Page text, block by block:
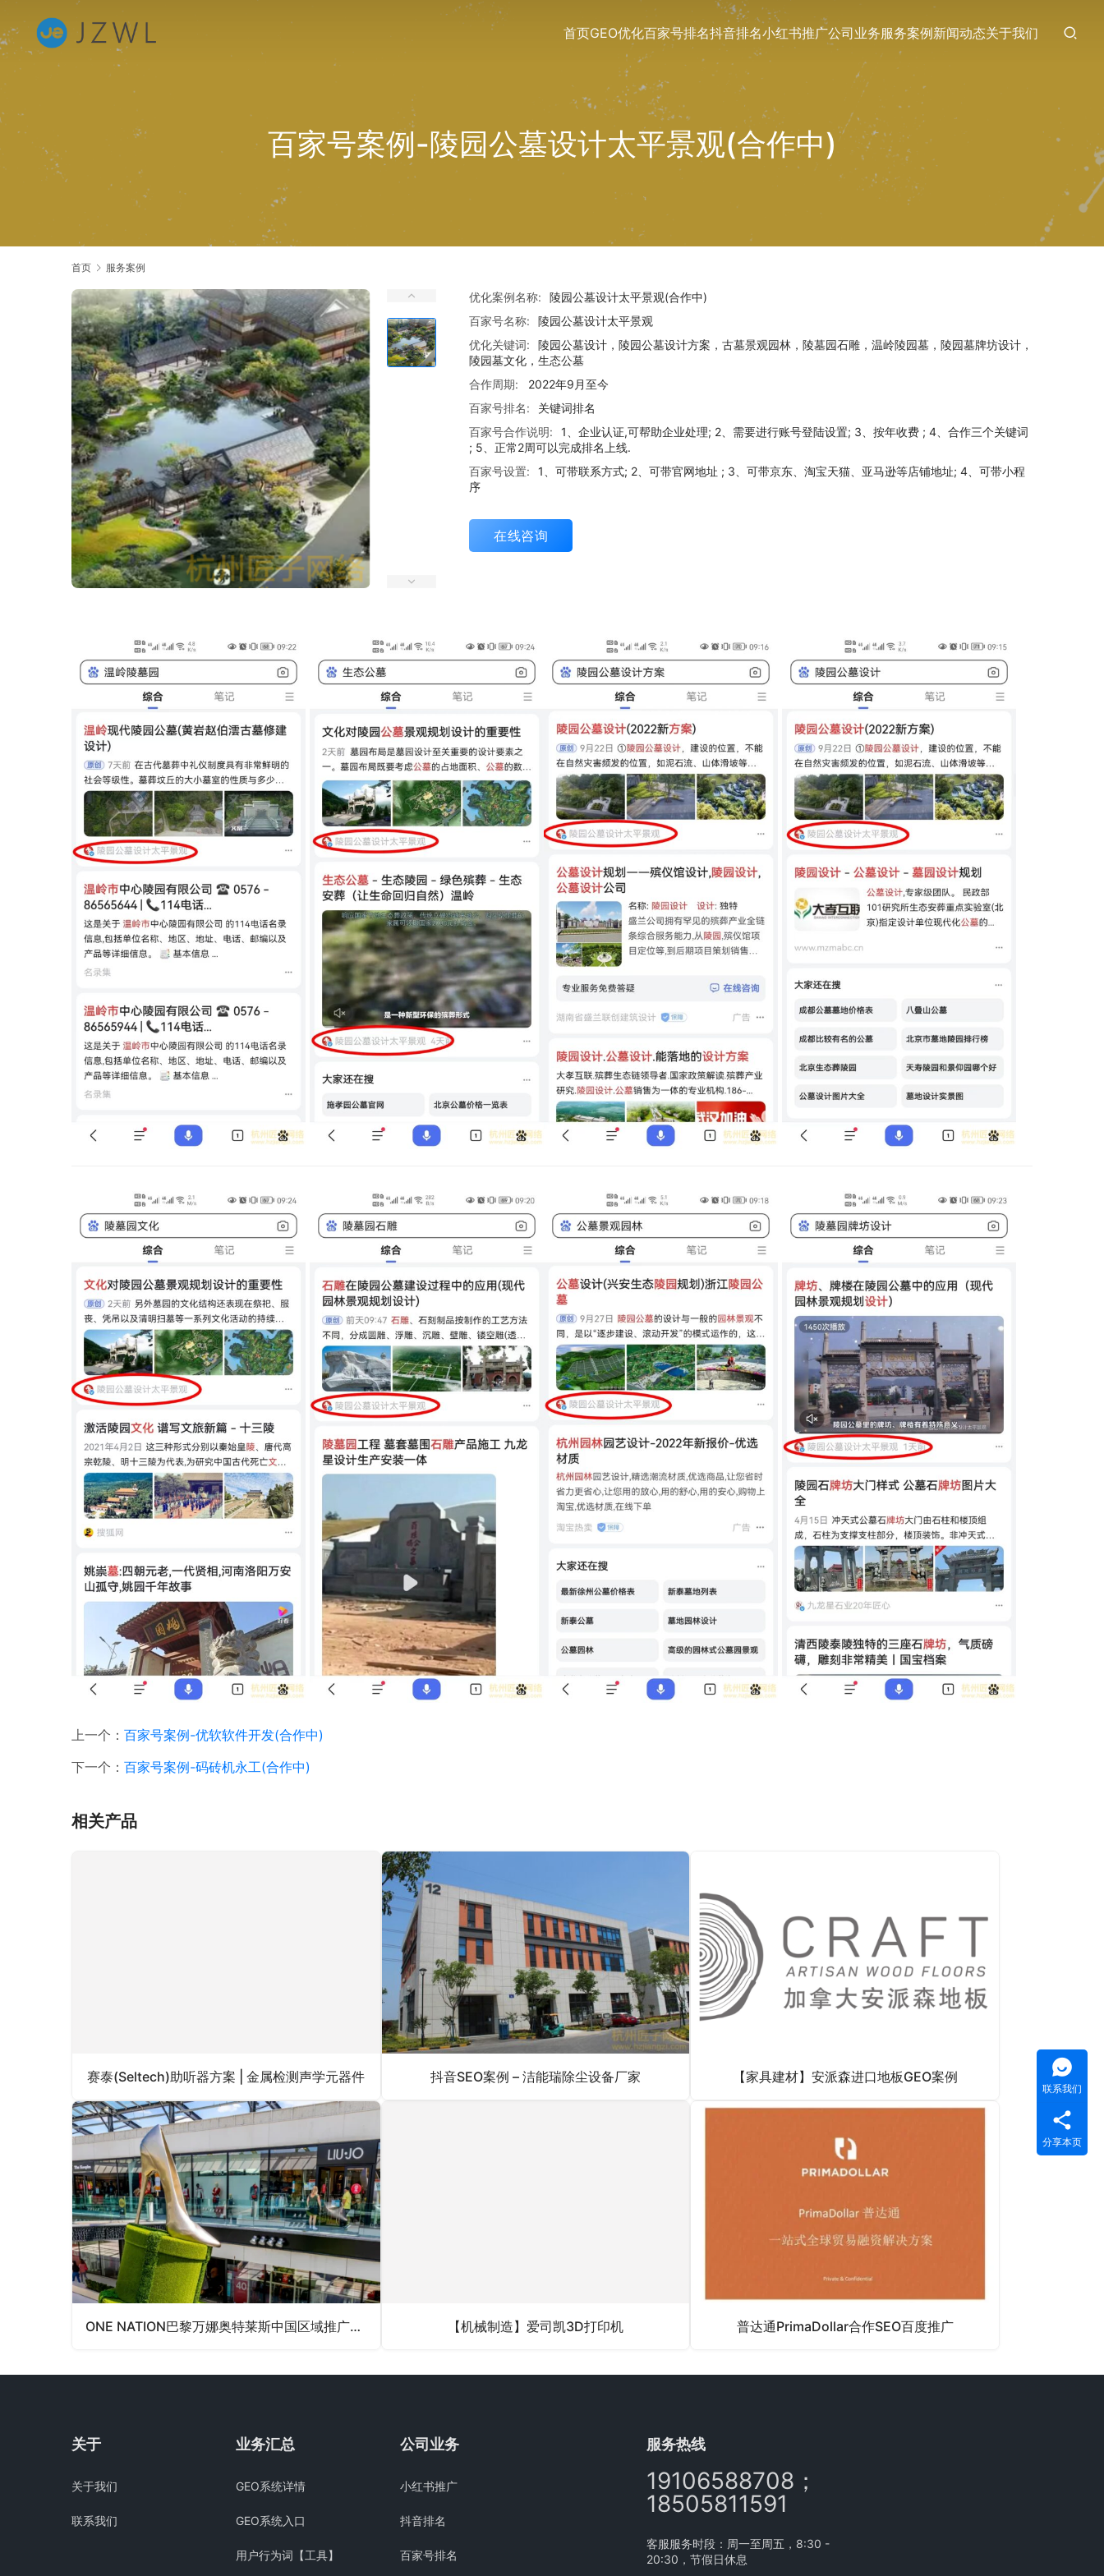
首页GEO优化百家号排名抖音排名小红书推广公司业务服务案例新闻动态关于我们
百家号案例-陵园公墓设计太平景观(合作中)
首页 服务案例
优化案例名称:
陵园公墓设计太平景观(合作中)
百家号名称:
陵园公墓设计太平景观
优化关键词:
陵园公墓设计，陵园公墓设计方案，古墓景观园林，陵墓园石雕，温岭陵园墓，陵园墓牌坊设计，
陵园墓文化，生态公墓
合作周期:
2022年9月至今
百家号排名:
关键词排名
百家号合作说明:
1、企业认证,可帮助企业处理; 2、需要进行账号登陆设置; 3、按年收费 ; 4、合作三个关键词
; 5、正常2周可以完成排名上线.
百家号设置:
1、可带联系方式; 2、可带官网地址 ; 3、可带京东、淘宝天猫、亚马逊等店铺地址; 4、可带小程
序
在线咨询
上一个： 百家号案例-优软软件开发(合作中)
下一个： 百家号案例-码砖机永工(合作中)
相关产品
赛泰(Seltech)助听器方案 | 金属检测声学元器件 抖音SEO案例 – 洁能瑞除尘设备厂家 【家具建材】安派森进口地板GEO案例
ONE NATION巴黎万娜奥特莱斯中国区域推广SEO合作 【机械制造】爱司凯3D打印机 普达通PrimaDollar合作SEO百度推广
关于
关于我们
联系我们
业务汇总
GEO系统详情
GEO系统入口
用户行为词【工具】
公司业务
小红书推广
抖音排名
百家号排名
服务热线
19106588708；
18505811591
客服服务时段：周一至周五，8:30 -
20:30，节假日休息
联系我们
分享本页